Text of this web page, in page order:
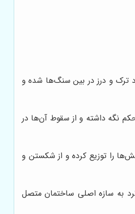
ترک و درز در بین سنگ‌ها شده و
نگه داشته و از سقوط آن‌ها در
را توزیع کرده و از شکستن و
به سازه اصلی ساختمان متصل